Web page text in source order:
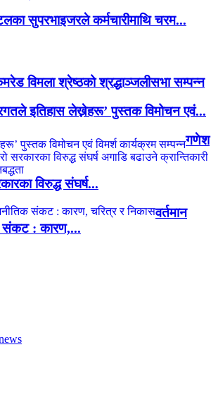
सुपरभाइजरले कर्मचारीमाथि चरम...
विमला श्रेष्ठको श्रद्धाञ्जलीसभा सम्पन्न
इतिहास लेख्नेहरू’ पुस्तक विमोचन एवं...
गणेश
विरुद्ध संघर्ष...
वर्तमान
संकट : कारण,...